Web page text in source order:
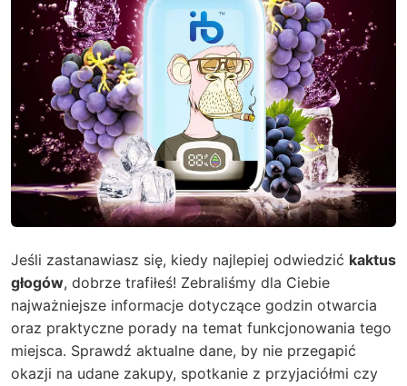
Jeśli zastanawiasz się, kiedy najlepiej odwiedzić kaktus
głogów, dobrze trafiłeś! Zebraliśmy dla Ciebie
najważniejsze informacje dotyczące godzin otwarcia
oraz praktyczne porady na temat funkcjonowania tego
miejsca. Sprawdź aktualne dane, by nie przegapić
okazji na udane zakupy, spotkanie z przyjaciółmi czy